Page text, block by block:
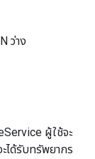
ว่าง
ผู้ใช้จะ
ได้รับทรัพยากร